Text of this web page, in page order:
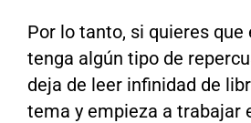
Por lo tanto, si quieres
tenga algún tipo de
deja de leer infinidad de
tema y empieza a trabajar